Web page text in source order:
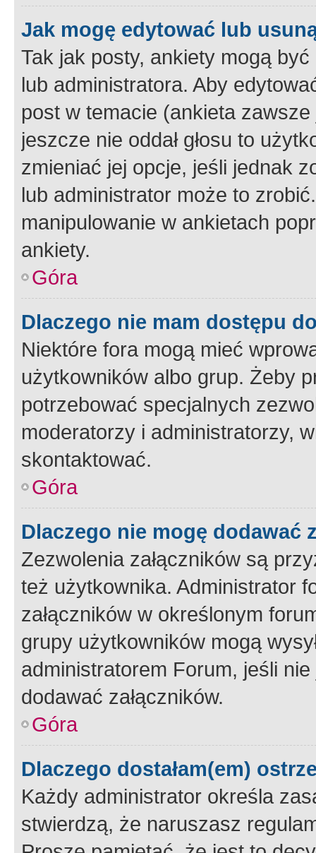
Jak mogę edytować lub
Tak jak posty, ankiety mogą
lub administratora. Aby
post w temacie (ankieta
jeszcze nie oddał głosu to
zmieniać jej opcje, jeśli jednak
lub administrator może to
manipulowanie w ankietach
ankiety.
Góra
Dlaczego nie mam dostępu
Niektóre fora mogą mieć
użytkowników albo grup. Żeby
potrzebować specjalnych
moderatorzy i administratorzy,
skontaktować.
Góra
Dlaczego nie mogę dodawać
Zezwolenia załączników są
też użytkownika. Administrator
załączników w określonym
grupy użytkowników mogą
administratorem Forum, jeśli
dodawać załączników.
Góra
Dlaczego dostałam(em)
Każdy administrator określa
stwierdzą, że naruszasz